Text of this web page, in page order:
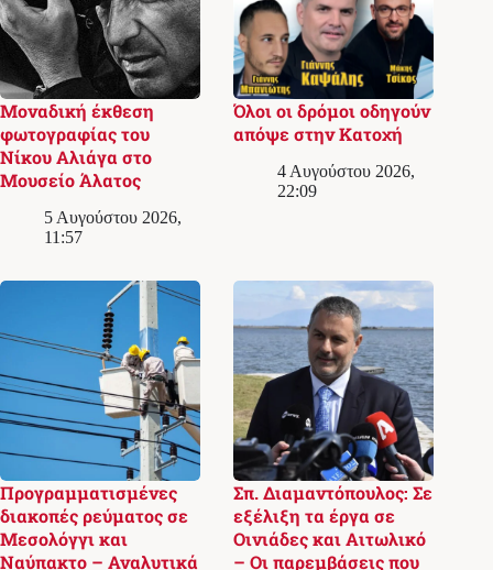
Μοναδική έκθεση
φωτογραφίας του
Νίκου Αλιάγα στο
Μουσείο Άλατος
5 Αυγούστου 2026,
11:57
Όλοι οι δρόμοι οδηγούν
απόψε στην Κατοχή
4 Αυγούστου 2026,
22:09
Προγραμματισμένες
διακοπές ρεύματος σε
Μεσολόγγι και
Ναύπακτο – Αναλυτικά
Σπ. Διαμαντόπουλος: Σε
εξέλιξη τα έργα σε
Οινιάδες και Αιτωλικό
– Οι παρεμβάσεις που